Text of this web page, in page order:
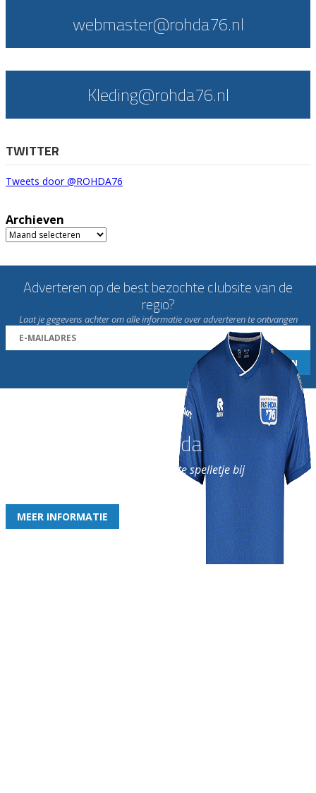
webmaster@rohda76.nl
Kleding@rohda76.nl
TWITTER
Tweets door @ROHDA76
Archieven
Archieven
Adverteren op de best bezochte clubsite van de
regio?
Laat je gegevens achter om alle informatie over adverteren te ontvangen
Word nu lid van Rohda
en geniet iedere week van het leukste spelletje bij
MEER INFORMATIE